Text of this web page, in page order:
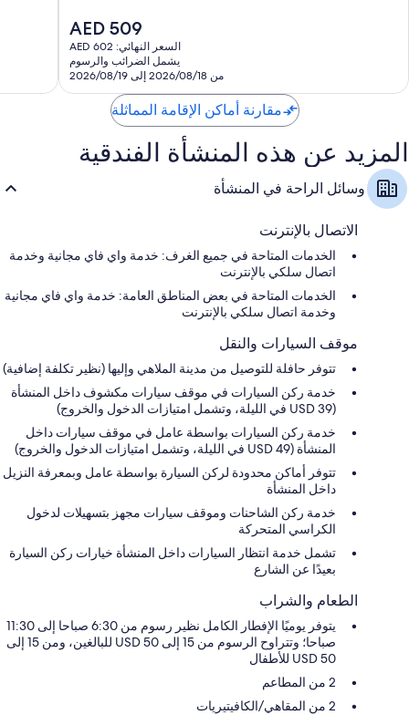
ملاءات للفراش لا تسبب الحساسية، وملاءات من القطن المصري، وأسرّة
حمامات مزودة بمستلزمات فاخرة للعناية الشخصية ووحدات دش مع
تلفزيونات بشاشة عالية الوضوح مزودة بقنوات بريميوم
دواليب/خزائن ملابس، ومصابيح إضاءة LED، وثلاجات بحجم صغير
السعر
الحالي
هو
AED
509
AED 509
السعر النهائي: AED 602
يشمل الضرائب والرسوم
من 2026/08/18 إلى 2026/08/19
مقارنة أماكن الإقامة المماثلة
المزيد عن هذه المنشأة الفندقية
وسائل الراحة في المنشأة
الاتصال بالإنترنت
الخدمات المتاحة في جميع الغرف: خدمة واي فاي مجانية وخدمة
اتصال سلكي بالإنترنت
الخدمات المتاحة في بعض المناطق العامة: خدمة واي فاي مجانية
وخدمة اتصال سلكي بالإنترنت
موقف السيارات والنقل
تتوفر حافلة للتوصيل من مدينة الملاهي وإليها (نظير تكلفة إضافية)
خدمة ركن السيارات في موقف سيارات مكشوف داخل المنشأة
(USD 39 في الليلة، وتشمل امتيازات الدخول والخروج)
خدمة ركن السيارات بواسطة عامل في موقف سيارات داخل
المنشأة (USD 49 في الليلة، وتشمل امتيازات الدخول والخروج)
تتوفر أماكن محدودة لركن السيارة بواسطة عامل وبمعرفة النزيل
داخل المنشأة
خدمة ركن الشاحنات وموقف سيارات مجهز بتسهيلات لدخول
الكراسي المتحركة
تشمل خدمة انتظار السيارات داخل المنشأة خيارات ركن السيارة
بعيدًا عن الشارع
الطعام والشراب
يتوفر يوميًا الإفطار الكامل نظير رسوم من 6:30 صباحا إلى 11:30
صباحا؛ وتتراوح الرسوم من 15 إلى 50 USD للبالغين، ومن 15 إلى
50 USD للأطفال
2 من المطاعم
2 من المقاهي/الكافيتيريات